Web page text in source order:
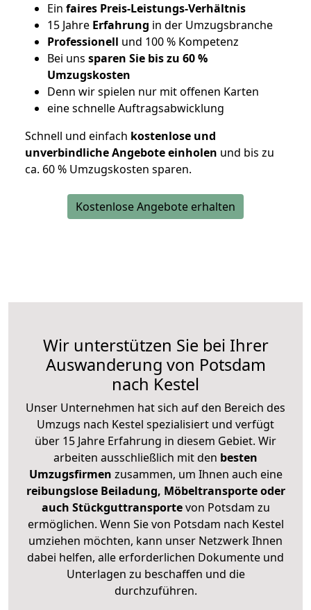
Ein faires Preis-Leistungs-Verhältnis
15 Jahre Erfahrung in der Umzugsbranche
Professionell und 100 % Kompetenz
Bei uns sparen Sie bis zu 60 %
Umzugskosten
Denn wir spielen nur mit offenen Karten
eine schnelle Auftragsabwicklung
Schnell und einfach kostenlose und
unverbindliche Angebote einholen und bis zu
ca. 60 % Umzugskosten sparen.
Kostenlose Angebote erhalten
Wir unterstützen Sie bei Ihrer
Auswanderung von Potsdam
nach Kestel
Unser Unternehmen hat sich auf den Bereich des
Umzugs nach Kestel spezialisiert und verfügt
über 15 Jahre Erfahrung in diesem Gebiet. Wir
arbeiten ausschließlich mit den besten
Umzugsfirmen zusammen, um Ihnen auch eine
reibungslose Beiladung, Möbeltransporte oder
auch Stückguttransportevon Potsdam zu
ermöglichen. Wenn Sie von Potsdam nach Kestel
umziehen möchten, kann unser Netzwerk Ihnen
dabei helfen, alle erforderlichen Dokumente und
Unterlagen zu beschaffen und die
durchzuführen.